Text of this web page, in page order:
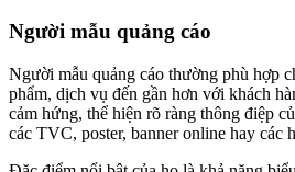
Người mẫu quảng cáo
Người mẫu quảng cáo thường phù hợp
phẩm, dịch vụ đến gần hơn với khách
cảm hứng, thể hiện rõ ràng thông điệp
các TVC, poster, banner online hay các